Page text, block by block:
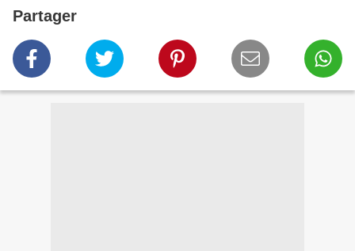
Partager